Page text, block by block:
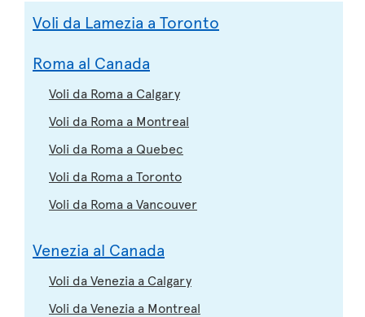
Voli da Lamezia a Toronto
Roma al Canada
Voli da Roma a Calgary
Voli da Roma a Montreal
Voli da Roma a Quebec
Voli da Roma a Toronto
Voli da Roma a Vancouver
Venezia al Canada
Voli da Venezia a Calgary
Voli da Venezia a Montreal